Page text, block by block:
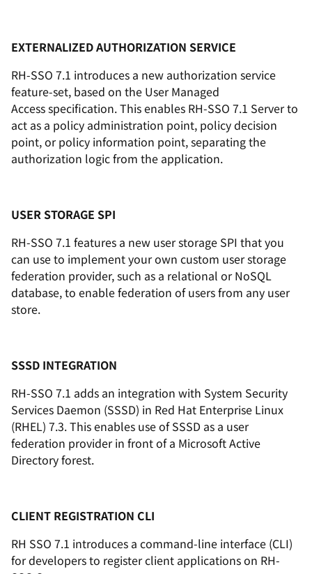
EXTERNALIZED AUTHORIZATION SERVICE
RH-SSO 7.1 introduces a new authorization service
feature-set, based on the User Managed
Access specification. This enables RH-SSO 7.1 Server to
act as a policy administration point, policy decision
point, or policy information point, separating the
authorization logic from the application.
USER STORAGE SPI
RH-SSO 7.1 features a new user storage SPI that you
can use to implement your own custom user storage
federation provider, such as a relational or NoSQL
database, to enable federation of users from any user
store.
SSSD INTEGRATION
RH-SSO 7.1 adds an integration with System Security
Services Daemon (SSSD) in Red Hat Enterprise Linux
(RHEL) 7.3. This enables use of SSSD as a user
federation provider in front of a Microsoft Active
Directory forest.
CLIENT REGISTRATION CLI
RH SSO 7.1 introduces a command-line interface (CLI)
for developers to register client applications on RH-